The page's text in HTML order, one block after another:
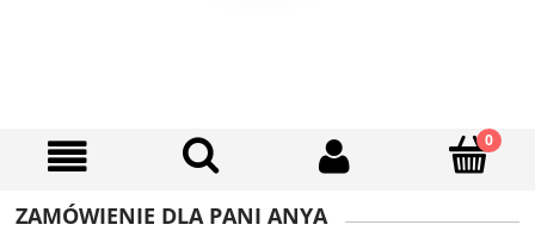
ZAMÓWIENIE DLA PANI ANYA